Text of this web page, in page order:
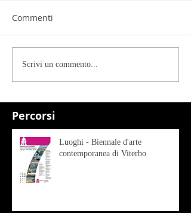
Percorsi
Commenti
Scrivi un commento...
Luoghi - Biennale d'arte
contemporanea di Viterbo